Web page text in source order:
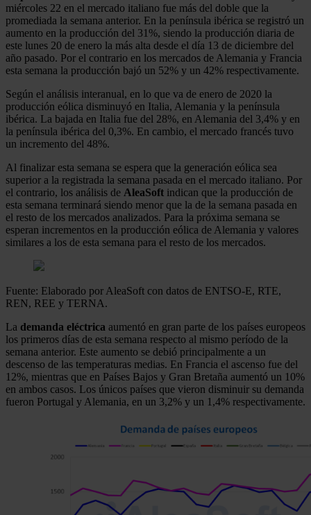
miércoles 22 en el mercado italiano fue más del doble que la
promediada la semana anterior. En la península ibérica se registró un
aumento en la producción del 31%, siendo la producción diaria de
este lunes 20 de enero la más alta desde el día 13 de diciembre del
año pasado. Por el contrario en los mercados de Alemania y Francia
esta semana la producción bajó un 52% y un 42% respectivamente.
Según el análisis interanual, en lo que va de enero de 2020 la
producción eólica disminuyó en Italia, Alemania y la península
ibérica. La bajada en Italia fue del 28%, en Alemania del 3,4% y en
la península ibérica del 0,3%. En cambio, el mercado francés tuvo
un incremento del 48%.
Al finalizar esta semana se espera que la generación eólica sea
superior a la registrada la semana pasada en el mercado italiano. Por
el contrario, los análisis de AleaSoft indican que la producción de
esta semana terminará siendo menor que la de la semana pasada en
el resto de los mercados analizados. Para la próxima semana se
esperan incrementos en la producción eólica de Alemania y valores
similares a los de esta semana para el resto de los mercados.
Fuente: Elaborado por AleaSoft con datos de ENTSO-E, RTE,
REN, REE y TERNA.
La demanda eléctrica aumentó en gran parte de los países europeos
los primeros días de esta semana respecto al mismo período de la
semana anterior. Este aumento se debió principalmente a un
descenso de las temperaturas medias. En Francia el ascenso fue del
12%, mientras que en Países Bajos y Gran Bretaña aumentó un 10%
en ambos casos. Los únicos países que vieron disminuir su demanda
fueron Portugal y Alemania, en un 3,2% y un 1,4% respectivamente.